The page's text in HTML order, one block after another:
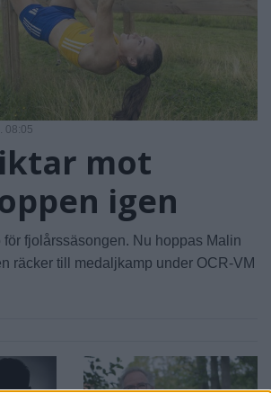
08:05
mot
igen
för fjolårssäsongen. Nu hoppas Malin
räcker till medaljkamp under OCR-VM